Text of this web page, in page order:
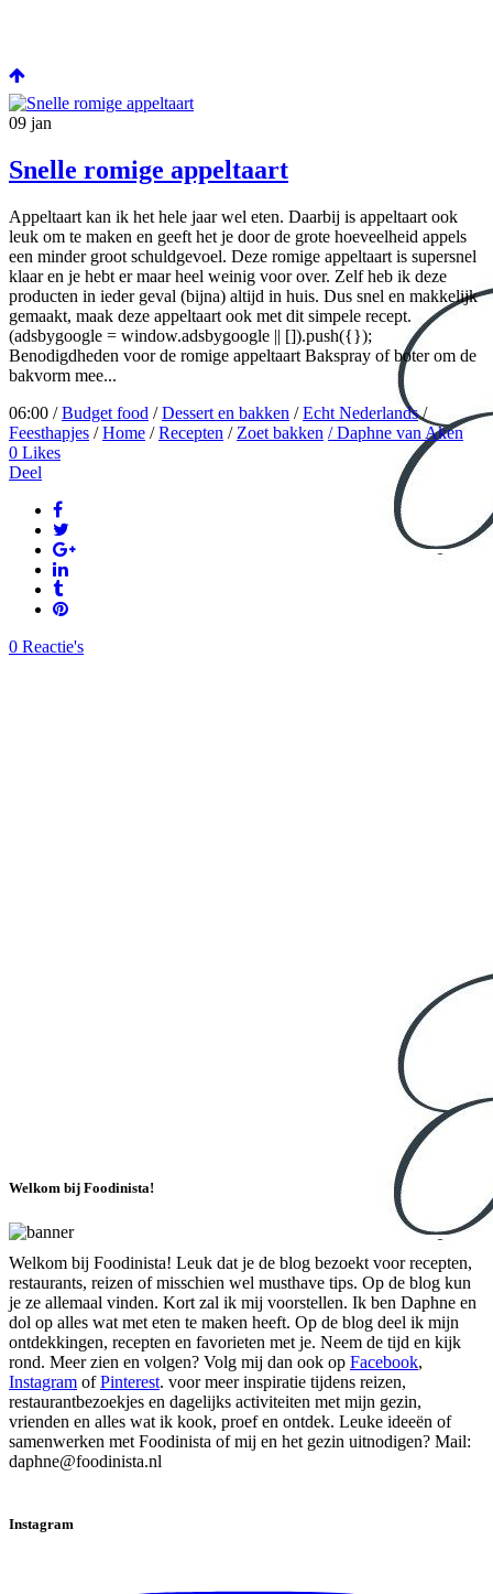
09 jan
Snelle romige appeltaart
Appeltaart kan ik het hele jaar wel eten. Daarbij is appeltaart ook
leuk om te maken en geeft het je door de grote hoeveelheid appels
een minder groot schuldgevoel. Deze romige appeltaart is supersnel
klaar en je hebt er maar heel weinig voor over. Zelf heb ik deze
producten in ieder geval (bijna) altijd in huis. Dus snel en makkelijk
gemaakt, maak deze appeltaart ook met dit simpele recept.
(adsbygoogle = window.adsbygoogle || []).push({});
Benodigdheden voor de romige appeltaart Bakspray of boter om de
bakvorm mee...
06:00 /Budget food /Dessert en bakken /Echt Nederlands/
Feesthapjes /Home /Recepten / Zoet bakken / Daphne van Aken
0 Likes
Deel
0 Reactie's
Welkom bij Foodinista!
Welkom bij Foodinista! Leuk dat je de blog bezoekt voor recepten,
restaurants, reizen of misschien wel musthave tips. Op de blog kun
je ze allemaal vinden. Kort zal ik mij voorstellen. Ik ben Daphne en
dol op alles wat met eten te maken heeft. Op de blog deel ik mijn
ontdekkingen, recepten en favorieten met je. Neem de tijd en kijk
rond. Meer zien en volgen? Volg mij dan ook op Facebook,
Instagram ofPinterest. voor meer inspiratie tijdens reizen,
restaurantbezoekjes en dagelijks activiteiten met mijn gezin,
vrienden en alles wat ik kook, proef en ontdek. Leuke ideeën of
samenwerken met Foodinista of mij en het gezin uitnodigen? Mail:
daphne@foodinista.nl
Instagram